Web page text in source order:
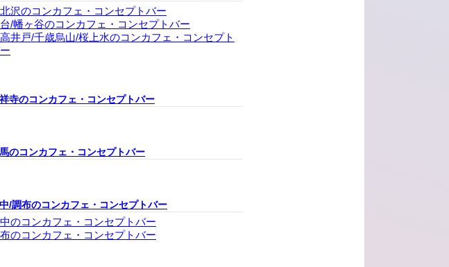
沢のコンカフェ・コンセプトバー
/幡ヶ谷のコンカフェ・コンセプトバー
井戸/千歳烏山/桜上水のコンカフェ・コンセプト
寺のコンカフェ・コンセプトバー
のコンカフェ・コンセプトバー
/調布のコンカフェ・コンセプトバー
のコンカフェ・コンセプトバー
のコンカフェ・コンセプトバー